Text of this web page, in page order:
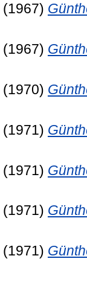
(1967)
(1967)
(1970)
(1971)
(1971)
(1971)
(1971)